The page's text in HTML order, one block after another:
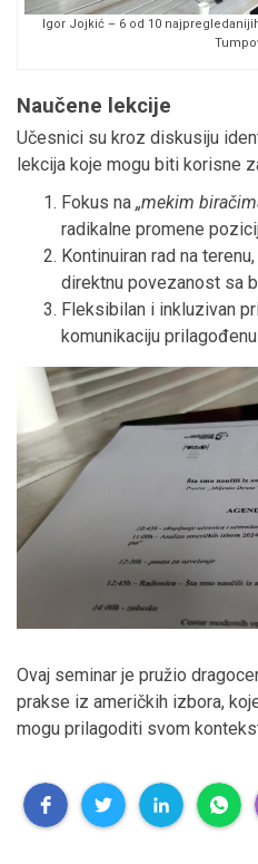
Igor Jojkić – 6 od 10
Naučene lekcije
Učesnici su kroz diskusiju
lekcija koje mogu biti korisne
Fokus na „mekim
radikalne promene
Kontinuiran rad na
direktnu povezanost sa
Fleksibilan i inkluzivan
komunikaciju
Ovaj seminar je pružio
prakse iz američkih izbora,
mogu prilagoditi svom